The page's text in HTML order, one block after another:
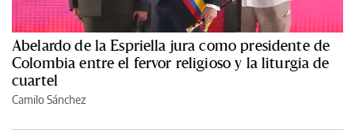
Abelardo de la Espriella jura como presidente de
Colombia entre el fervor religioso y la liturgia de
cuartel
Camilo Sánchez